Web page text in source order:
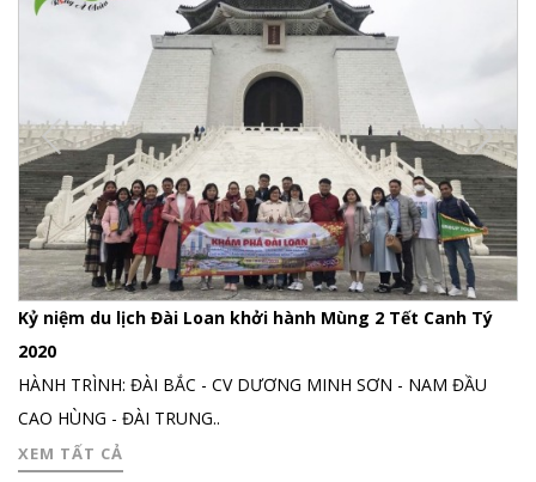
Kỷ niệm du lịch Đài Loan khởi hành Mùng 2 Tết Canh Tý
2020
HÀNH TRÌNH: ĐÀI BẮC - CV DƯƠNG MINH SƠN - NAM ĐẦU
CAO HÙNG - ĐÀI TRUNG..
XEM TẤT CẢ